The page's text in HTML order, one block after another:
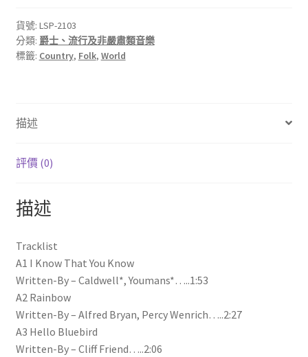
Atkins:
Mister
Guitar
貨號: LSP-2103
分類: 爵士、流行及非嚴肅類音樂
標籤: Country, Folk, World
描述
評價 (0)
描述
Tracklist
A1 I Know That You Know
Written-By – Caldwell*, Youmans*…..1:53
A2 Rainbow
Written-By – Alfred Bryan, Percy Wenrich…..2:27
A3 Hello Bluebird
Written-By – Cliff Friend…..2:06